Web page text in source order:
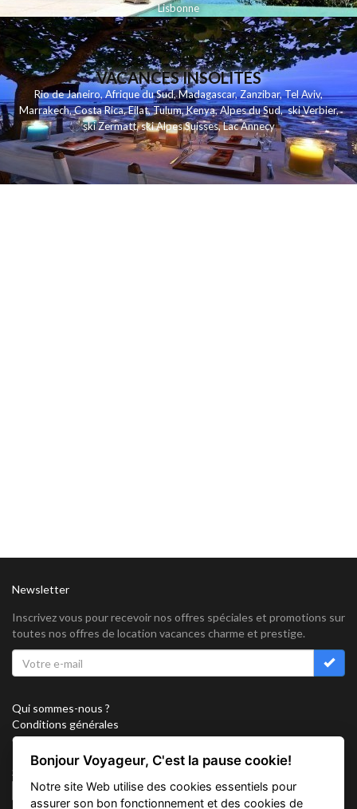
Lisbonne
VACANCES INSOLITES
Rio de Janeiro,Afrique du Sud,Madagascar,Zanzibar,Tel Aviv,
Marrakech,Costa Rica,Eilat,Tulum,Kenya,Alpes du Sud,ski Verbier,
ski Zermatt,ski Alpes Suisses,Lac Annecy
Newsletter
Inscrivez vous pour recevoir nos offres spéciales et promotions sur
toutes nos offres de location vacances charme et prestige.
Qui sommes-nous ?
Conditions générales
Confidentialité
Partenariat
Sitemap
Cookies
Bonjour Voyageur, C'est la pause cookie!
Notre site Web utilise des cookies essentiels pour
assurer son bon fonctionnement et des cookies de